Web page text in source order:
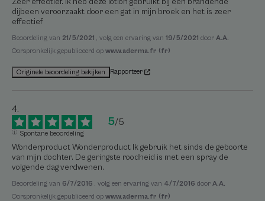
dijbeen veroorzaakt door een gat in mijn broek en het is zeer
effectief
Beoordeling van 21/5/2021 , volg een ervaring van 19/5/2021 door A.A.
Oorspronkelijk gepubliceerd op www.aderma.fr (fr)
Originele beoordeling bekijken Rapporteer
5/5
Spontane beoordeling
Wonderproduct Wonderproduct Ik gebruik het sinds de geboorte
van mijn dochter. De geringste roodheid is met een spray de
volgende dag verdwenen.
Beoordeling van 6/7/2016 , volg een ervaring van 4/7/2016 door A.A.
Oorspronkelijk gepubliceerd op www.aderma.fr (fr)